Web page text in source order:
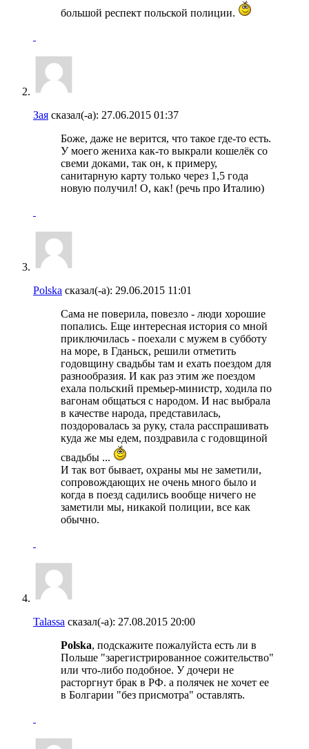
большой респект польской полиции.
Зая сказал(-а): 27.06.2015 01:37
Боже, даже не верится, что такое где-то есть.
У моего жениха как-то выкрали кошелёк со
свеми доками, так он, к примеру,
санитарную карту только через 1,5 года
новую получил! О, как! (речь про Италию)
Polska сказал(-а): 29.06.2015 11:01
Сама не поверила, повезло - люди хорошие
попались. Еще интересная история со мной
приключилась - поехали с мужем в субботу
на море, в Гданьск, решили отметить
годовщину свадьбы там и ехать поездом для
разнообразия. И как раз этим же поездом
ехала польский премьер-министр, ходила по
вагонам общаться с народом. И нас выбрала
в качестве народа, представилась,
поздоровалась за руку, стала расспрашивать
куда же мы едем, поздравила с годовщиной
свадьбы ...
И так вот бывает, охраны мы не заметили,
сопровождающих не очень много было и
когда в поезд садились вообще ничего не
заметили мы, никакой полиции, все как
обычно.
Talassa сказал(-а): 27.08.2015 20:00
Polska, подскажите пожалуйста есть ли в
Польше "зарегистрированное сожительство"
или что-либо подобное. У дочери не
расторгнут брак в РФ. а полячек не хочет ее
в Болгарии "без присмотра" оставлять.